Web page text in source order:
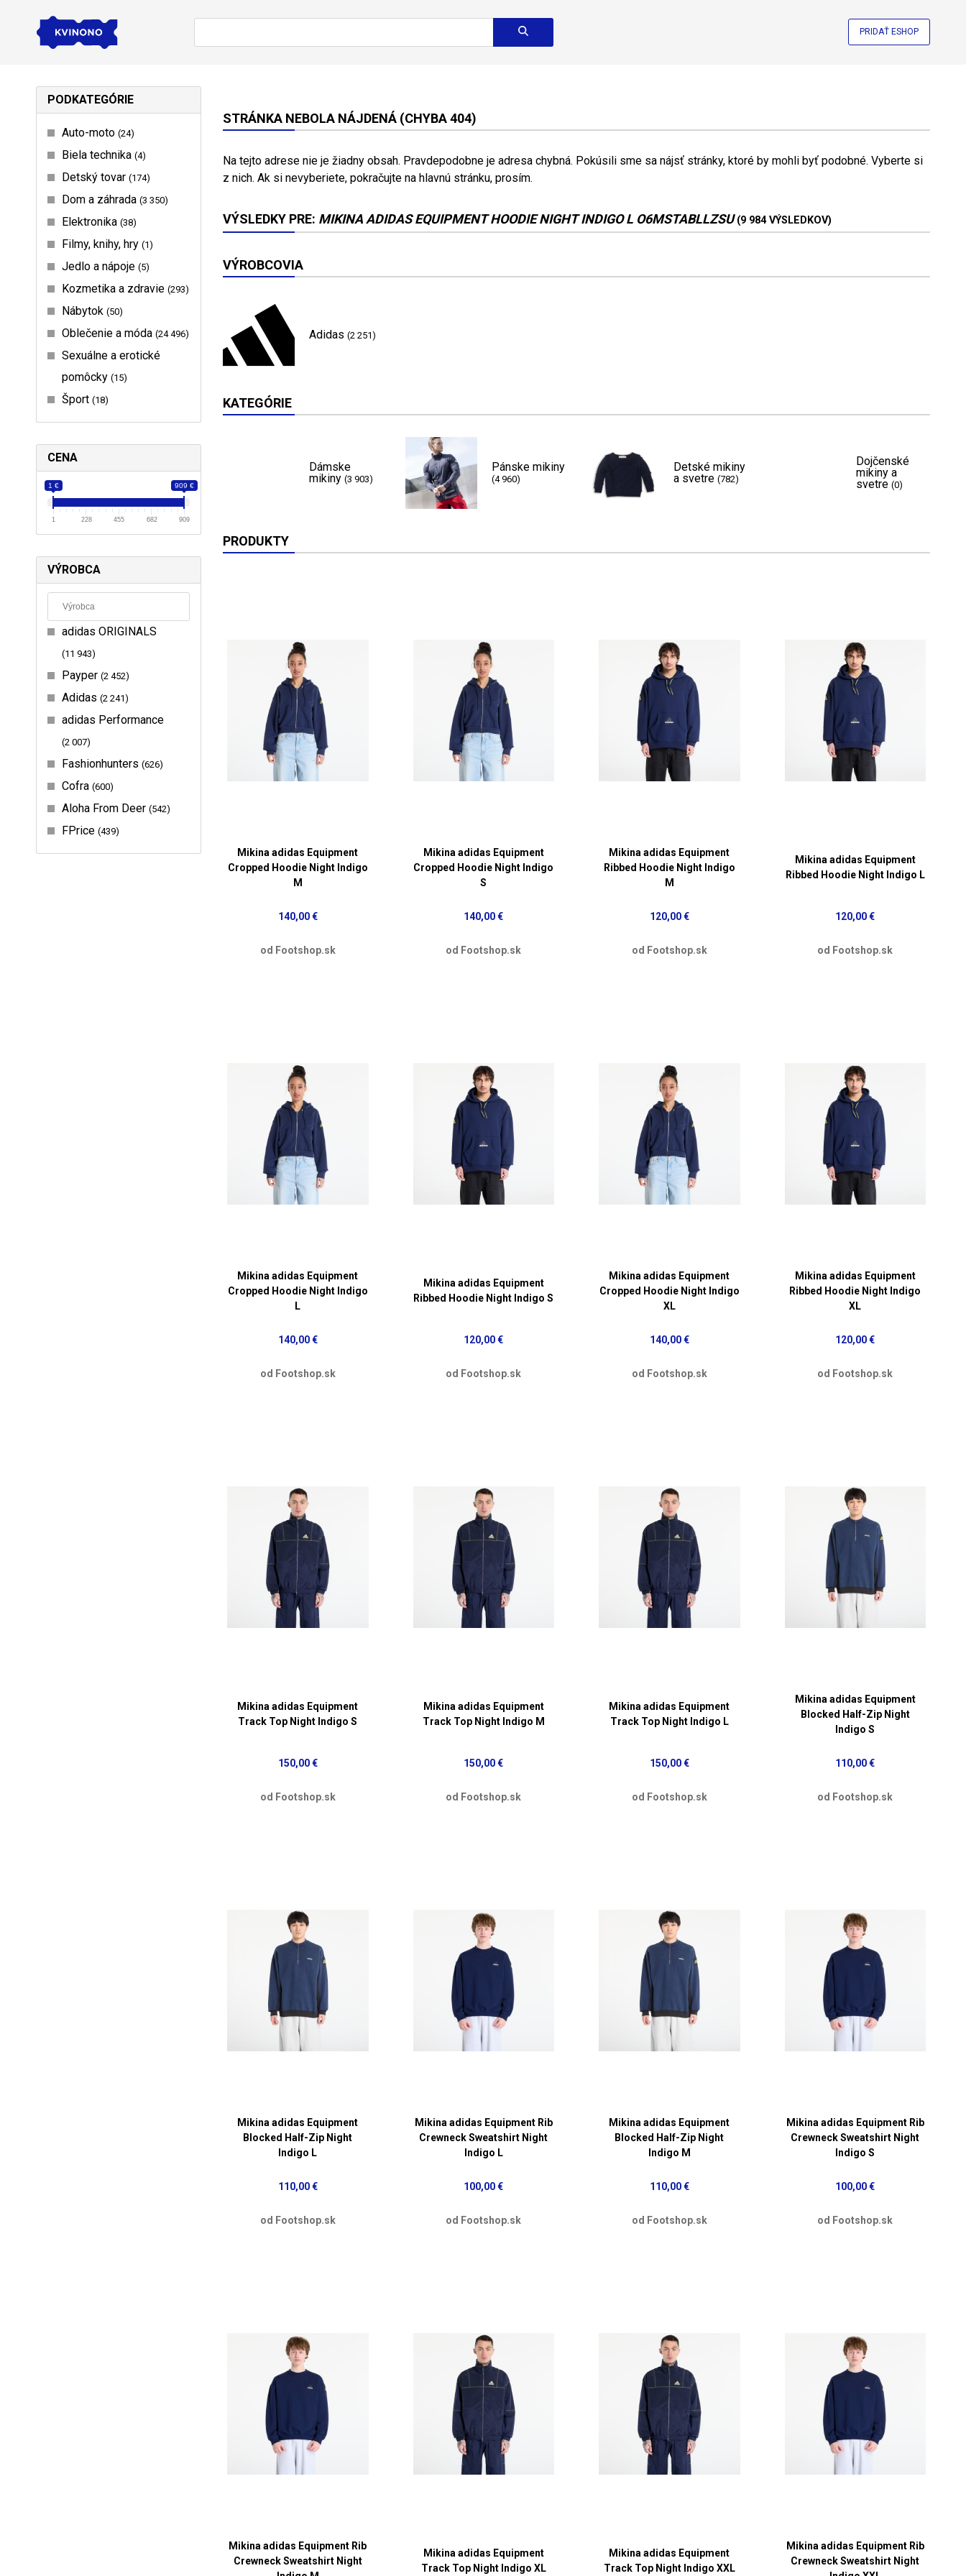
PRIDAŤ ESHOP
PODKATEGÓRIE
Auto-moto 24
Biela technika 4
Detský tovar 174
Dom a záhrada 3 350
Elektronika 38
Filmy, knihy, hry 1
Jedlo a nápoje 5
Kozmetika a zdravie 293
Nábytok 50
Oblečenie a móda 24 496
Sexuálne a erotické
pomôcky 15
Šport 18
CENA
1 € 909 €
1 228 455 682 909
VÝROBCA
adidas ORIGINALS
11 943
Payper 2 452
Adidas 2 241
adidas Performance
2 007
Fashionhunters 626
Cofra 600
Aloha From Deer 542
FPrice 439
STRÁNKA NEBOLA NÁJDENÁ (CHYBA 404)
Na tejto adrese nie je žiadny obsah. Pravdepodobne je adresa chybná. Pokúsili sme sa nájsť stránky, ktoré by mohli byť podobné. Vyberte si
z nich. Ak si nevyberiete, pokračujte na hlavnú stránku, prosím.
VÝSLEDKY PRE: MIKINA ADIDAS EQUIPMENT HOODIE NIGHT INDIGO L O6MSTABLLZSU (9 984 VÝSLEDKOV)
VÝROBCOVIA
Adidas (2 251)
KATEGÓRIE
Dámske
mikiny (3 903)
Pánske mikiny
(4 960)
Detské mikiny
a svetre (782)
Dojčenské
mikiny a
svetre (0)
PRODUKTY
Mikina adidas Equipment
Cropped Hoodie Night Indigo
M
140,00 €
od Footshop.sk
Mikina adidas Equipment
Cropped Hoodie Night Indigo
S
140,00 €
od Footshop.sk
Mikina adidas Equipment
Ribbed Hoodie Night Indigo
M
120,00 €
od Footshop.sk
Mikina adidas Equipment
Ribbed Hoodie Night Indigo L
120,00 €
od Footshop.sk
Mikina adidas Equipment
Cropped Hoodie Night Indigo
L
140,00 €
od Footshop.sk
Mikina adidas Equipment
Ribbed Hoodie Night Indigo S
120,00 €
od Footshop.sk
Mikina adidas Equipment
Cropped Hoodie Night Indigo
XL
140,00 €
od Footshop.sk
Mikina adidas Equipment
Ribbed Hoodie Night Indigo
XL
120,00 €
od Footshop.sk
Mikina adidas Equipment
Track Top Night Indigo S
150,00 €
od Footshop.sk
Mikina adidas Equipment
Track Top Night Indigo M
150,00 €
od Footshop.sk
Mikina adidas Equipment
Track Top Night Indigo L
150,00 €
od Footshop.sk
Mikina adidas Equipment
Blocked Half-Zip Night
Indigo S
110,00 €
od Footshop.sk
Mikina adidas Equipment
Blocked Half-Zip Night
Indigo L
110,00 €
od Footshop.sk
Mikina adidas Equipment Rib
Crewneck Sweatshirt Night
Indigo L
100,00 €
od Footshop.sk
Mikina adidas Equipment
Blocked Half-Zip Night
Indigo M
110,00 €
od Footshop.sk
Mikina adidas Equipment Rib
Crewneck Sweatshirt Night
Indigo S
100,00 €
od Footshop.sk
Mikina adidas Equipment Rib
Crewneck Sweatshirt Night
Mikina adidas Equipment
Track Top Night Indigo XL
Mikina adidas Equipment
Track Top Night Indigo XXL
Mikina adidas Equipment Rib
Crewneck Sweatshirt Night